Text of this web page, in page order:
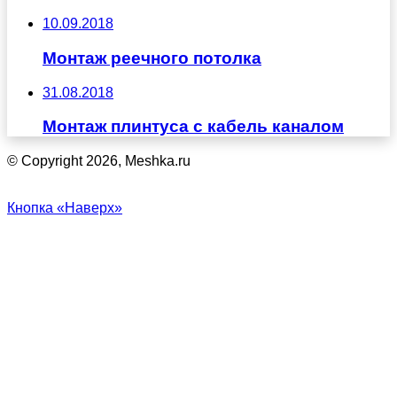
10.09.2018
Монтаж реечного потолка
31.08.2018
Монтаж плинтуса с кабель каналом
© Copyright 2026, Meshka.ru
Кнопка «Наверх»